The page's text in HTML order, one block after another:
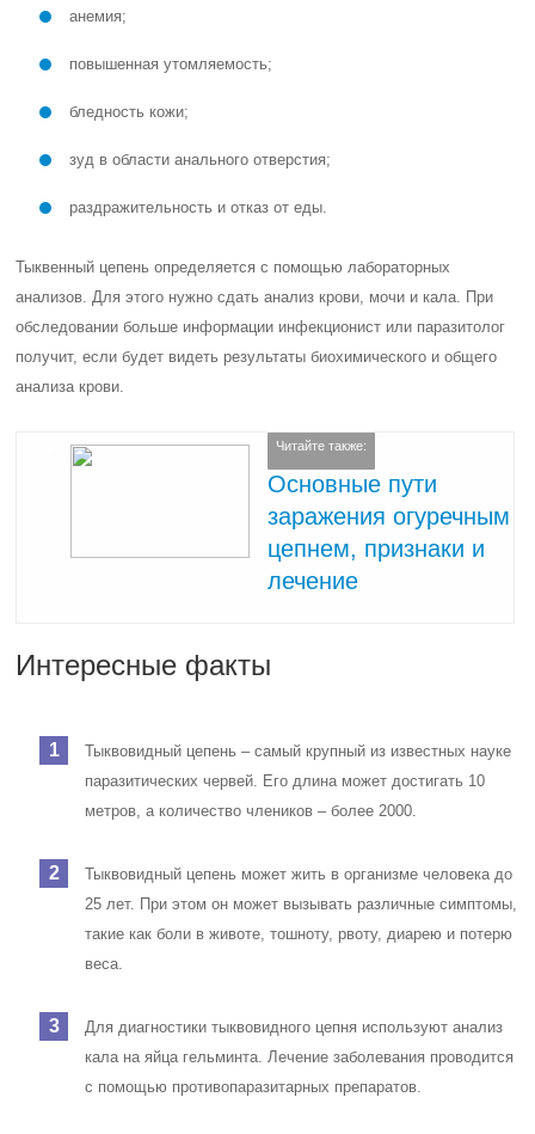
анемия;
повышенная утомляемость;
бледность кожи;
зуд в области анального отверстия;
раздражительность и отказ от еды.
Тыквенный цепень определяется с помощью лабораторных
анализов. Для этого нужно сдать анализ крови, мочи и кала. При
обследовании больше информации инфекционист или паразитолог
получит, если будет видеть результаты биохимического и общего
анализа крови.
Читайте также:
Основные пути
заражения огуречным
цепнем, признаки и
лечение
Интересные факты
Тыквовидный цепень – самый крупный из известных науке
паразитических червей. Его длина может достигать 10
метров, а количество члеников – более 2000.
Тыквовидный цепень может жить в организме человека до
25 лет. При этом он может вызывать различные симптомы,
такие как боли в животе, тошноту, рвоту, диарею и потерю
веса.
Для диагностики тыквовидного цепня используют анализ
кала на яйца гельминта. Лечение заболевания проводится
с помощью противопаразитарных препаратов.